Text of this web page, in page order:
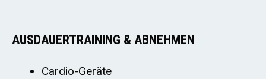
AUSDAUERTRAINING & ABNEHMEN
Cardio-Geräte